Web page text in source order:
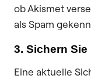
ob Akismet
als Spam
3. Sichern Sie
Eine aktuelle